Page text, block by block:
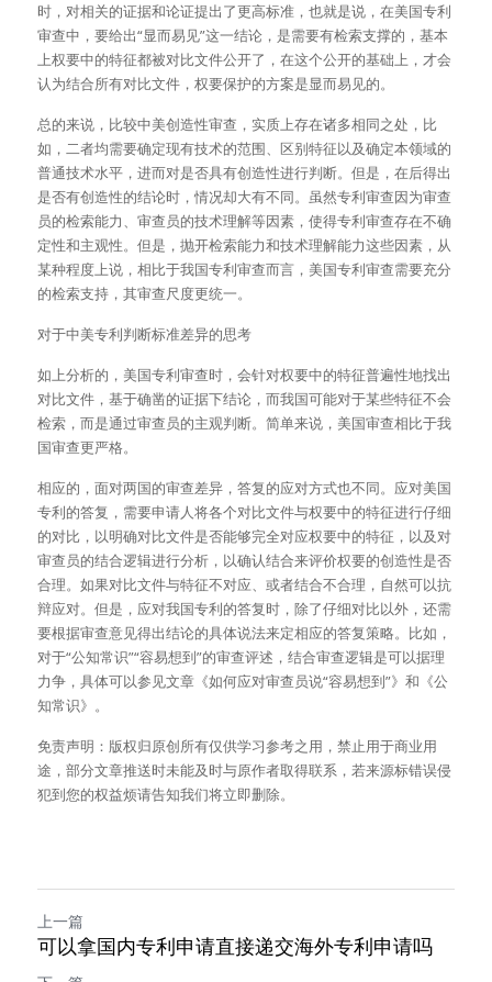
时，对相关的证据和论证提出了更高标准，也就是说，在美国专利
审查中，要给出“显而易见”这一结论，是需要有检索支撑的，基本
上权要中的特征都被对比文件公开了，在这个公开的基础上，才会
认为结合所有对比文件，权要保护的方案是显而易见的。
总的来说，比较中美创造性审查，实质上存在诸多相同之处，比
如，二者均需要确定现有技术的范围、区别特征以及确定本领域的
普通技术水平，进而对是否具有创造性进行判断。但是，在后得出
是否有创造性的结论时，情况却大有不同。虽然专利审查因为审查
员的检索能力、审查员的技术理解等因素，使得专利审查存在不确
定性和主观性。但是，抛开检索能力和技术理解能力这些因素，从
某种程度上说，相比于我国专利审查而言，美国专利审查需要充分
的检索支持，其审查尺度更统一。
对于中美专利判断标准差异的思考
如上分析的，美国专利审查时，会针对权要中的特征普遍性地找出
对比文件，基于确凿的证据下结论，而我国可能对于某些特征不会
检索，而是通过审查员的主观判断。简单来说，美国审查相比于我
国审查更严格。
相应的，面对两国的审查差异，答复的应对方式也不同。应对美国
专利的答复，需要申请人将各个对比文件与权要中的特征进行仔细
的对比，以明确对比文件是否能够完全对应权要中的特征，以及对
审查员的结合逻辑进行分析，以确认结合来评价权要的创造性是否
合理。如果对比文件与特征不对应、或者结合不合理，自然可以抗
辩应对。但是，应对我国专利的答复时，除了仔细对比以外，还需
要根据审查意见得出结论的具体说法来定相应的答复策略。比如，
对于“公知常识”“容易想到”的审查评述，结合审查逻辑是可以据理
力争，具体可以参见文章《如何应对审查员说“容易想到”》和《公
知常识》。
免责声明：版权归原创所有仅供学习参考之用，禁止用于商业用
途，部分文章推送时未能及时与原作者取得联系，若来源标错误侵
犯到您的权益烦请告知我们将立即删除。
上一篇
可以拿国内专利申请直接递交海外专利申请吗